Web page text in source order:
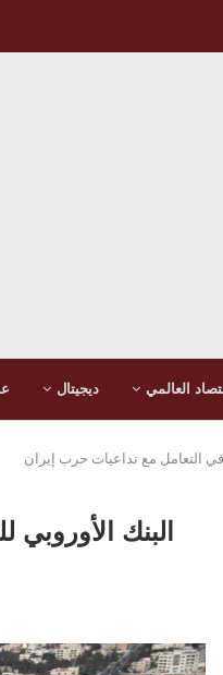
العالمي ديجيتال
في التعامل مع تداعيات حرب إيران
البنك